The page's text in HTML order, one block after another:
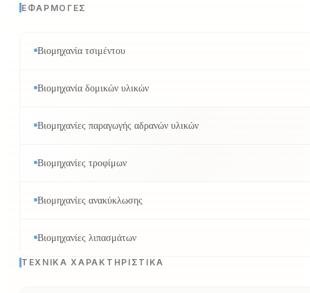
ΕΦΑΡΜΟΓΈΣ
Βιομηχανία τσιμέντου
Βιομηχανία δομικών υλικών
Βιομηχανίες παραγωγής αδρανών υλικών
Βιομηχανίες τροφίμων
Βιομηχανίες ανακύκλωσης
Βιομηχανίες λιπασμάτων
ΤΕΧΝΙΚΆ ΧΑΡΑΚΤΗΡΙΣΤΙΚΆ